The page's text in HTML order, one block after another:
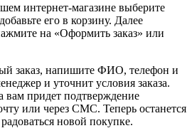
интернет-магазине выберите
его в корзину. Далее
на «Оформить заказ» или
заказ, напишите ФИО, телефон и
и уточнит условия заказа.
вам придет подтверждение
или через СМС. Теперь останется
новой покупке.